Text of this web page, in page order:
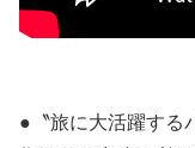
●〝旅に大活躍する